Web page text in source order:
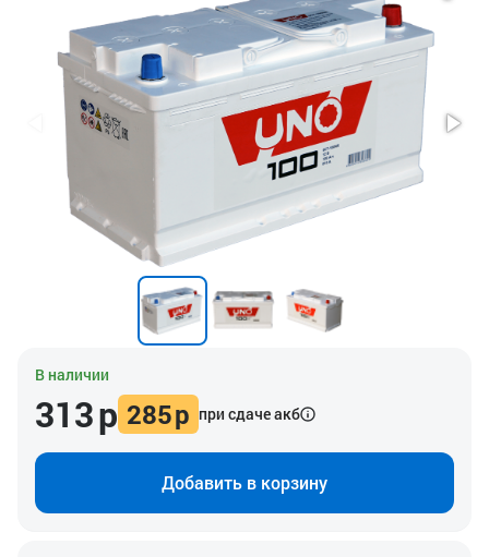
В наличии
313р 285р при сдаче акб
Добавить в корзину